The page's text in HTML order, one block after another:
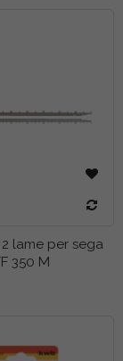
lame per sega
350 M